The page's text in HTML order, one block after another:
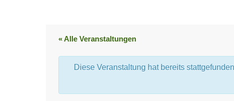
« Alle Veranstaltungen
Diese Veranstaltung hat bereits